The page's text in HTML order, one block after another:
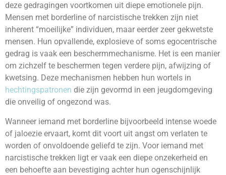
deze gedragingen voortkomen uit diepe emotionele pijn.
Mensen met borderline of narcistische trekken zijn niet
inherent “moeilijke” individuen, maar eerder zeer gekwetste
mensen. Hun opvallende, explosieve of soms egocentrische
gedrag is vaak een beschermmechanisme. Het is een manier
om zichzelf te beschermen tegen verdere pijn, afwijzing of
kwetsing. Deze mechanismen hebben hun wortels in
hechtingspatronen die zijn gevormd in een jeugdomgeving
die onveilig of ongezond was.
Wanneer iemand met borderline bijvoorbeeld intense woede
of jaloezie ervaart, komt dit voort uit angst om verlaten te
worden of onvoldoende geliefd te zijn. Voor iemand met
narcistische trekken ligt er vaak een diepe onzekerheid en
een behoefte aan bevestiging achter hun ogenschijnlijk